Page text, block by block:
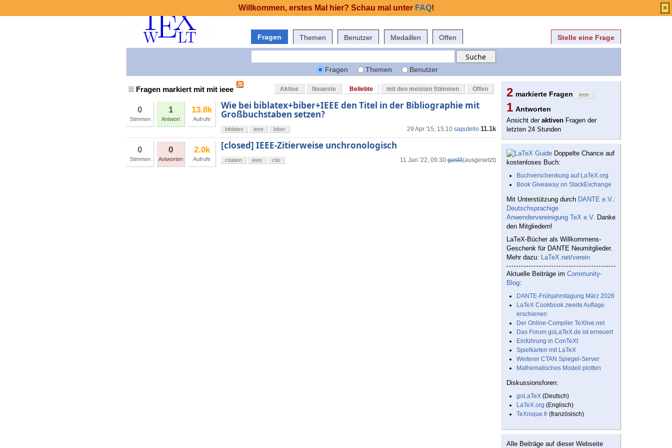
Fragen Themen Benutzer Medaillen Offen Stelle eine Frage
Fragen Themen Benutzer
Fragen markiert mit mit ieee Aktive Neueste Beliebte mit den meisten Stimmen Offen
0
Stimmen
1
Antwort
13.8k
Aufrufe
Wie bei biblatex+biber+IEEE den Titel in der Bibliographie mit
Großbuchstaben setzen?
29 Apr '15, 15:10 saputello 11.1k
biblatex ieee biber
0
Stimmen
0
Antworten
2.0k
Aufrufe
[closed] IEEE-Zitierweise unchronologisch
11 Jan '22, 09:30 gast3(ausgesetzt)
citation ieee cite
2 markierte Fragen ieee
1 Antworten
Ansicht der aktiven Fragen der
letzten 24 Stunden
Doppelte Chance auf
kostenloses Buch:
Buchverschenkung auf LaTeX.org
Book Giveaway on StackExchange
Mit Unterstützung durch DANTE e.V.:
Deutschsprachige
Anwendervereinigung TeX e.V. Danke
den Mitgliedern!
LaTeX-Bücher als Willkommens-
Geschenk für DANTE Neumitglieder.
Mehr dazu: LaTeX.net/verein
Aktuelle Beiträge im Community-
Blog:
DANTE-Frühjahrstagung März 2026
LaTeX Cookbook zweite Auflage
erschienen
Der Online-Compiler TeXlive.net
Das Forum goLaTeX.de ist erneuert
Einführung in ConTeXt
Spielkarten mit LaTeX
Weiterer CTAN Spiegel-Server
Mathematisches Modell plotten
Diskussionsforen:
goLaTeX (Deutsch)
LaTeX.org (Englisch)
TeXnique.fr (französisch)
Alle Beiträge auf dieser Webseite
Willkommen, erstes Mal hier? Schau mal unter FAQ! ×